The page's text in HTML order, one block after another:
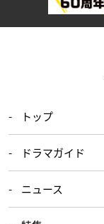
トップ
ドラマガイド
ニュース